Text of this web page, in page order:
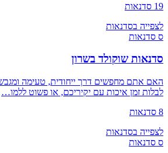
19 סדנאות
לצפייה בסדנאות
ס סדנאות
סדנאות שוקולד בשרון
האם אתם מחפשים דרך ייחודית, טעימה
לבלות זמן איכות עם יקיריכם, או פשוט ללמו…
8 סדנאות
לצפייה בסדנאות
ס סדנאות